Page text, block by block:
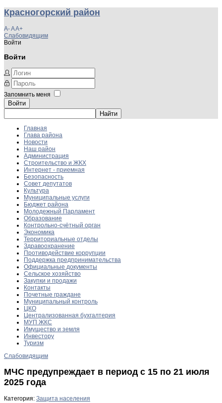
Красногорский район
A-AA+
Слабовидящим
Войти
Войти
Запомнить меня
Войти
Главная
Глава района
Новости
Наш район
Администрация
Строительство и ЖКХ
Интернет - приемная
Безопасность
Совет депутатов
Культура
Муниципальные услуги
Бюджет района
Молодежный Парламент
Образование
Контрольно-счётный орган
Экономика
Территориальные отделы
Здравоохранение
Противодействие коррупции
Поддержка предпринимательства
Официальные документы
Сельское хозяйство
Закупки и продажи
Контакты
Почетные граждане
Муниципальный контроль
ЦКО
Централизованная бухгалтерия
МУП ЖКС
Имущество и земля
Инвестору
Туризм
Слабовидящим
МЧС предупреждает в период с 15 по 21 июля
2025 года
Категория: Защита населения